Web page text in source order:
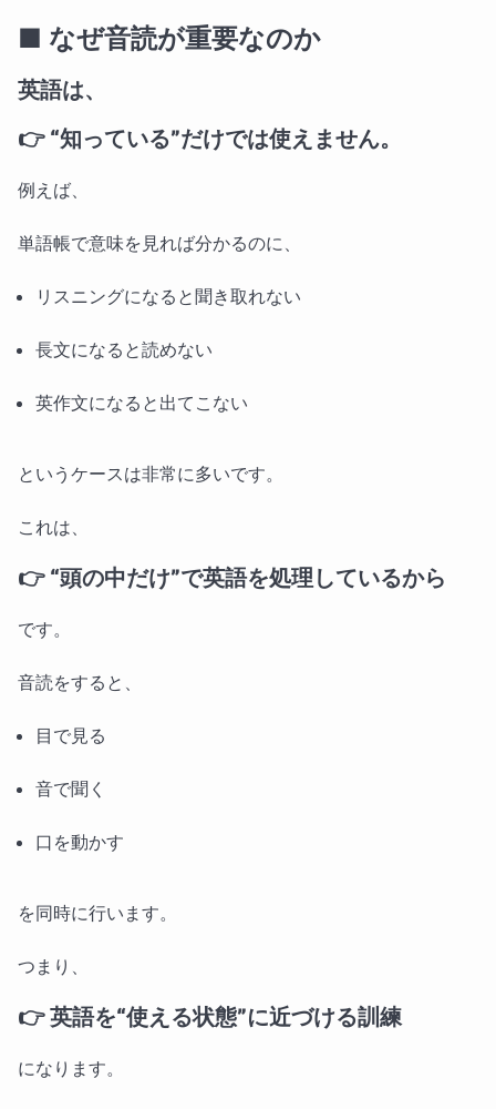
■ なぜ音読が重要なのか
英語は、
👉 “知っている”だけでは使えません。
例えば、
単語帳で意味を見れば分かるのに、
リスニングになると聞き取れない
長文になると読めない
英作文になると出てこない
というケースは非常に多いです。
これは、
👉 “頭の中だけ”で英語を処理しているから
です。
音読をすると、
目で見る
音で聞く
口を動かす
を同時に行います。
つまり、
👉英語を“使える状態”に近づける訓練
になります。